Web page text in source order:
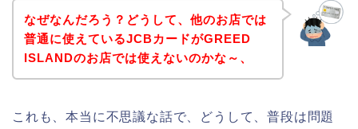
なぜなんだろう？どうして、他のお店では
普通に使えているJCBカードがGREED
ISLANDのお店では使えないのかな～、
これも、本当に不思議な話で、どうして、普段は問題